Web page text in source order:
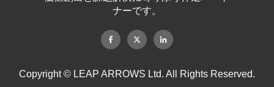
ナーです。
Copyright © LEAP ARROWS Ltd. All Rights Reserved.